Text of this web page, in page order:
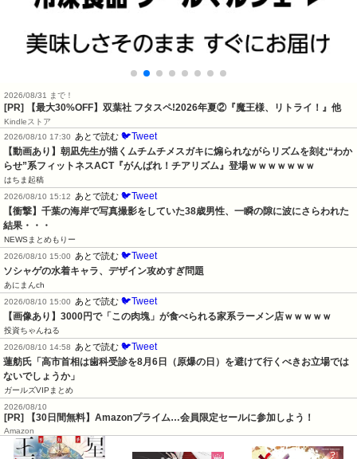
2026/08/31 まで！
[PR] 【最大30%OFF】双葉社 フタスペ!2026年夏②『魔王様、リトライ！』他
Kindleストア
2026/08/10 17:30
あとで読む 🐦Tweet
【動画あり】朝凪先生が描くムチムチメスガキに煽られながらリズムを刻む“わか
らせ”系フィットネスACT『がんばれ！チアリズム』登場ｗｗｗｗｗｗｗ
はちま起稿
2026/08/10 15:12
あとで読む 🐦Tweet
【衝撃】千葉の海岸で写真撮影をしていた38歳男性、一瞬の隙に波にさらわれた
結果・・・
NEWSまとめもりー
2026/08/10 15:00
あとで読む 🐦Tweet
ソシャゲの水着キャラ、デザイン攻めすぎ問題
あにまんch
2026/08/10 15:00
あとで読む 🐦Tweet
【画像あり】3000円で「この肉塊」が食べられる家系ラーメン店ｗｗｗｗｗ
投資ちゃんねる
2026/08/10 14:58
あとで読む 🐦Tweet
蓮舫氏「高市首相は歯科受診を8月6日（原爆の日）を避けて行くべきお立場では
ないでしょうか」
ガールズVIPまとめ
2026/08/10
[PR] 【30日間無料】Amazonプライム…会員限定セールに参加しよう！
Amazon